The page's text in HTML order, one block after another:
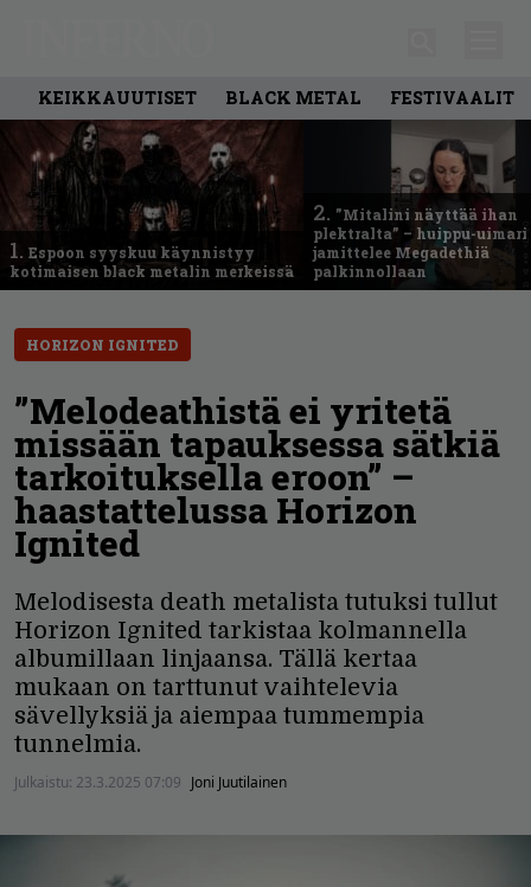
KEIKKAUUTISET BLACK METAL FESTIVAALIT
1. Espoon syyskuu käynnistyy
kotimaisen black metalin merkeissä
2. ”Mitalini näyttää ihan
plektralta” – huippu-uimari
jamittelee Megadethiä
palkinnollaan
HORIZON IGNITED
”Melodeathistä ei yritetä
missään tapauksessa sätkiä
tarkoituksella eroon” –
haastattelussa Horizon
Ignited
Melodisesta death metalista tutuksi tullut
Horizon Ignited tarkistaa kolmannella
albumillaan linjaansa. Tällä kertaa
mukaan on tarttunut vaihtelevia
sävellyksiä ja aiempaa tummempia
tunnelmia.
Julkaistu: 23.3.2025 07:09 Joni Juutilainen